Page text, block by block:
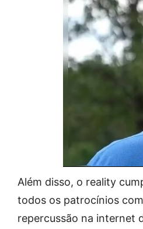
Além disso, o reality
todos os patrocínios
repercussão na internet